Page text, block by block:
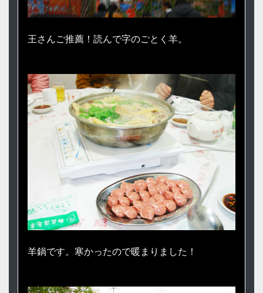
王さんご推薦！読んで字のごとく羊。
羊鍋です。寒かったので暖まりました！